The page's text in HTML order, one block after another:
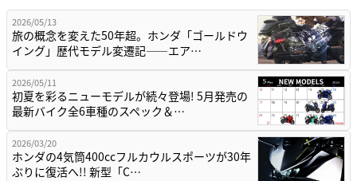
2026/05/13
旅の概念を変えた50年超。ホンダ「ゴールドウ
イング」歴代モデル変遷記——エア…
2026/05/11
初夏を彩るニューモデルが続々登場! 5月発売の
最新バイク全6車種のスペック＆…
2026/03/20
ホンダの4気筒400ccフルカウルスポーツが30年
ぶりに復活へ!! 新型「C…